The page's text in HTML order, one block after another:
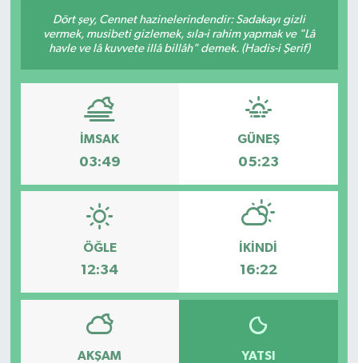
Dört şey, Cennet hazinelerindendir: Sadakayı gizli
vermek, musibeti gizlemek, sıla-i rahim yapmak ve "Lâ
havle ve lâ kuvvete illâ billâh" demek. (Hadis-i Şerif)
İMSAK
03:49
GÜNEŞ
05:23
ÖĞLE
12:34
İKINDI
16:22
AKŞAM YATSI